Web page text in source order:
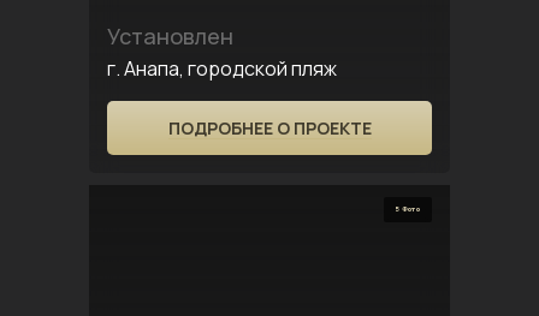
Установлен
г. Анапа, городской пляж
ПОДРОБНЕЕ О ПРОЕКТЕ
5 Фото